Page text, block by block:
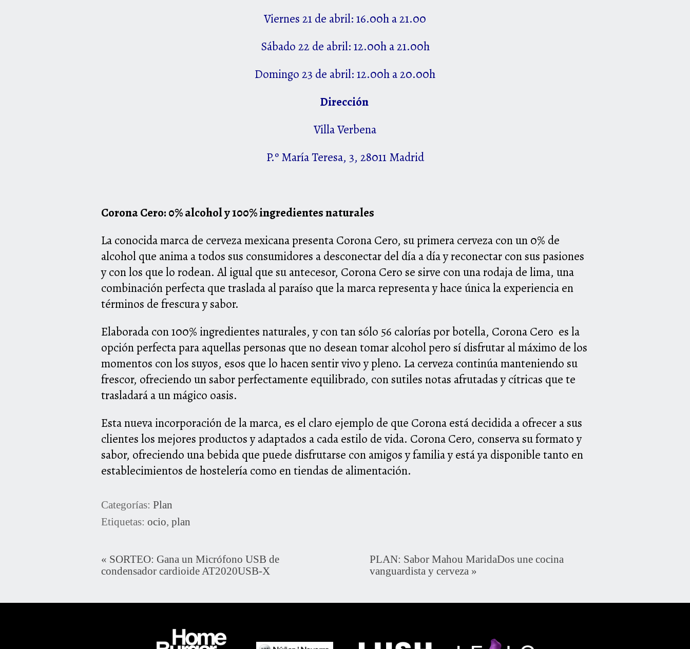
Viernes 21 de abril: 16.00h a 21.00
Sábado 22 de abril: 12.00h a 21.00h
Domingo 23 de abril: 12.00h a 20.00h
Dirección
Villa Verbena
P.º María Teresa, 3, 28011 Madrid
Corona Cero: 0% alcohol y 100% ingredientes naturales
La conocida marca de cerveza mexicana presenta Corona Cero, su primera cerveza con un 0% de
alcohol que anima a todos sus consumidores a desconectar del día a día y reconectar con sus pasiones
y con los que lo rodean. Al igual que su antecesor, Corona Cero se sirve con una rodaja de lima, una
combinación perfecta que traslada al paraíso que la marca representa y hace única la experiencia en
términos de frescura y sabor.
Elaborada con 100% ingredientes naturales, y con tan sólo 56 calorías por botella, Corona Cero es la
opción perfecta para aquellas personas que no desean tomar alcohol pero sí disfrutar al máximo de los
momentos con los suyos, esos que lo hacen sentir vivo y pleno. La cerveza continúa manteniendo su
frescor, ofreciendo un sabor perfectamente equilibrado, con sutiles notas afrutadas y cítricas que te
trasladará a un mágico oasis.
Esta nueva incorporación de la marca, es el claro ejemplo de que Corona está decidida a ofrecer a sus
clientes los mejores productos y adaptados a cada estilo de vida. Corona Cero, conserva su formato y
sabor, ofreciendo una bebida que puede disfrutarse con amigos y familia y está ya disponible tanto en
establecimientos de hostelería como en tiendas de alimentación.
Categorías: Plan
Etiquetas: ocio, plan
« SORTEO: Gana un Micrófono USB de
condensador cardioide AT2020USB-X
PLAN: Sabor Mahou MaridaDos une cocina
vanguardista y cerveza »